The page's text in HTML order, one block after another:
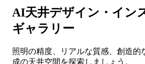
AI天井デザイン・イン
ギャラリー
照明の精度、リアルな質感、創造的
成の天井空間を探索しましょう。